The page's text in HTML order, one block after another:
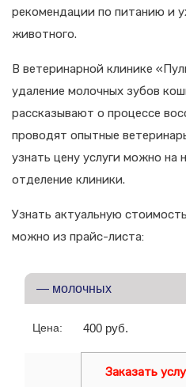
рекомендации по питанию и
животного.
В ветеринарной клинике
удаление молочных зубов
рассказывают о процессе
проводят опытные
узнать цену услуги можно на
отделение клиники.
Узнать актуальную
можно из прайс-листа:
— молочных
Цена: 400 руб.
Заказать